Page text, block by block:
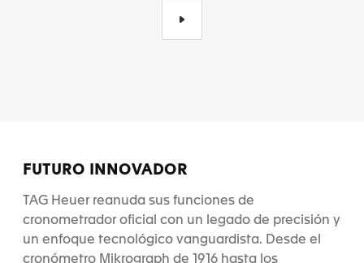
FUTURO INNOVADOR
TAG Heuer reanuda sus funciones de
cronometrador oficial con un legado de precisión y
un enfoque tecnológico vanguardista. Desde el
cronómetro Mikrograph de 1916 hasta los